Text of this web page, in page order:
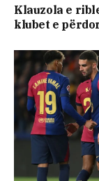
Klauzola e
klubet e